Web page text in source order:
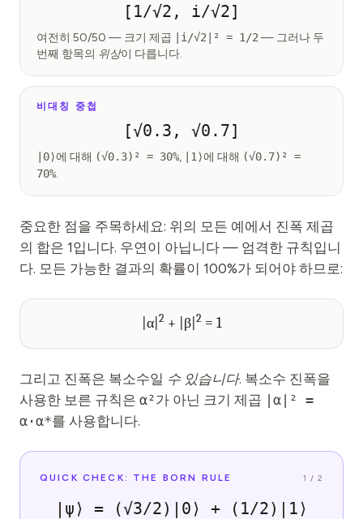
[1/√2, i/√2]
여전히 50/50 — 크기 제곱 |i/√2|² = 1/2 — 그러나 두
번째 항목의 위상이 다릅니다.
비대칭 중첩
[√0.3, √0.7]
|0⟩에 대해 (√0.3)² = 30%, |1⟩에 대해 (√0.7)² =
70%.
중요한 점을 주목하세요: 위의 모든 예에서 진폭 제곱
의 합은 1입니다. 우연이 아닙니다 — 엄격한 규칙입니
다. 모든 가능한 결과의 확률이 100%가 되어야 하므로:
|α| 2+ |β| 2= 1
그리고 진폭은 복소수일 수 있습니다. 복소수 진폭을
사용한 보른 규칙은 α²가 아닌 크기 제곱 |α|² =
α·α*를 사용합니다.
QUICK CHECK: THE BORN RULE 1 / 2
|ψ⟩ = (√3/2)|0⟩ + (1/2)|1⟩